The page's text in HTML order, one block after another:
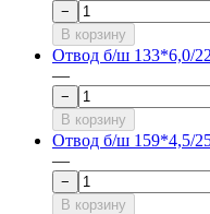
−
В корзину
Отвод б/ш 133*6,0/
—
−
В корзину
Отвод б/ш 159*4,5/
—
−
В корзину